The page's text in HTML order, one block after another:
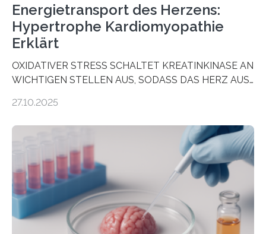
Energietransport des Herzens:
Hypertrophe Kardiomyopathie
Erklärt
OXIDATIVER STRESS SCHALTET KREATINKINASE AN
WICHTIGEN STELLEN AUS, SODASS DAS HERZ AUS
aus dem Deutschen Zentrum für Herzinsuffizienz
im Journal Circulation, warum der Energietransport bei
der Hypertrophen Kardiomyopathie (HCM) versagen
kann und wie sich durch eine Verringerung der
Herzbelastung und des oxidativen Stresses
Rhythmusstörungen reduzieren lassen. Würzburg. Die
hypertrophe Kardiomyopathie (HCM) ist die häufigste
erblich bedingte Herzerkrankung. Sie führt dazu, dass
27.10.2025